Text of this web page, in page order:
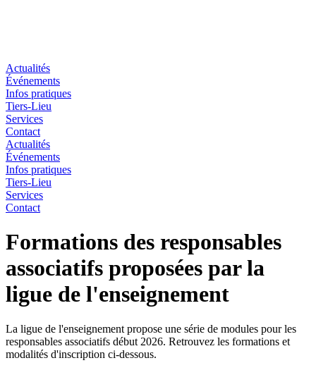
Actualités
Événements
Infos pratiques
Tiers-Lieu
Services
Contact
Actualités
Événements
Infos pratiques
Tiers-Lieu
Services
Contact
Formations des responsables
associatifs proposées par la
ligue de l'enseignement
La ligue de l'enseignement propose une série de modules pour les
responsables associatifs début 2026. Retrouvez les formations et
modalités d'inscription ci-dessous.